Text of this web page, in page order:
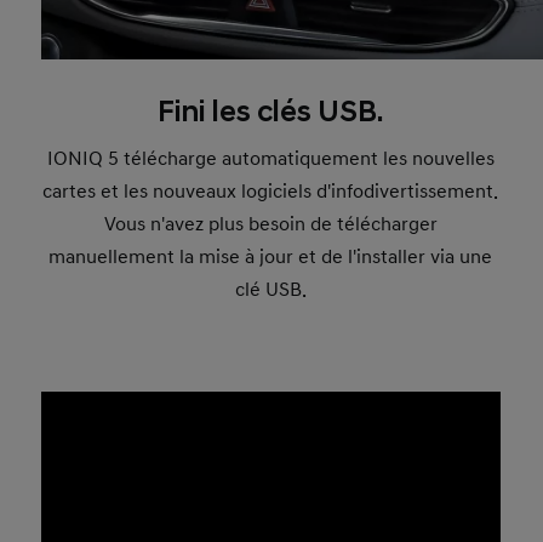
Fini les clés USB.
IONIQ 5 télécharge automatiquement les nouvelles
cartes et les nouveaux logiciels d'infodivertissement.
Vous n'avez plus besoin de télécharger
manuellement la mise à jour et de l'installer via une
clé USB.